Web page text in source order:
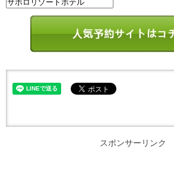
スポンサーリンク